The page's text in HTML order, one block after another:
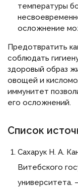
температуры
осложнение
Предотвратить
соблюдать
здоровый образ
овощей и
иммунитет
его осложнений.
Список
Сахарук Н. А.
Витебского
университета.